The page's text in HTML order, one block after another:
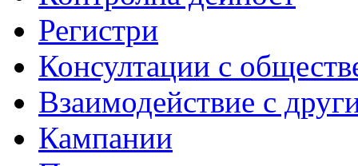
Регистри
Консултации с
Взаимодействие с
Кампании